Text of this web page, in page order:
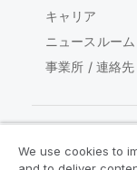
キャリア
ニュースルーム
事業所 / 連絡先
We use cookies to